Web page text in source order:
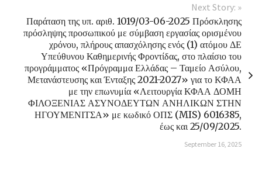
Next Story: »
Παράταση της υπ. αριθ. 1019/03-06-2025 Πρόσκλησης
πρόσληψης προσωπικού με σύμβαση εργασίας ορισμένου
χρόνου, πλήρους απασχόλησης ενός (1) ατόμου ΔΕ
Υπεύθυνου Καθημερινής Φροντίδας, στο πλαίσιο του
προγράμματος «Πρόγραμμα Ελλάδας – Ταμείο Ασύλου,
Μετανάστευσης και Ένταξης 2021-2027» για το ΚΦΑΑ
με την επωνυμία «Λειτουργία ΚΦΑΑ ΔΟΜΗ
ΦΙΛΟΞΕΝΙΑΣ ΑΣΥΝΟΔΕΥΤΩΝ ΑΝΗΛΙΚΩΝ ΣΤΗΝ
ΗΓΟΥΜΕΝΙΤΣΑ» με κωδικό ΟΠΣ (MIS) 6016385,
έως και 25/09/2025.
September 16, 2025